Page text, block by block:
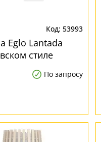
53993
Eglo Lantada
стиле
По запросу